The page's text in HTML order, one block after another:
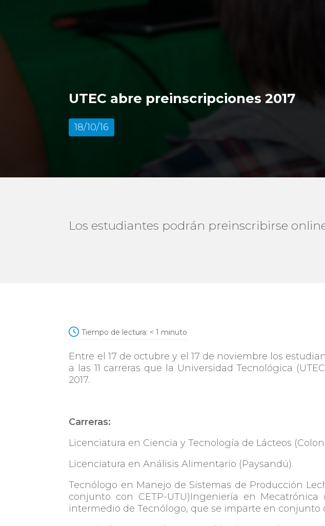
UTEC abre preinscripciones 2017
18/10/16
Los estudiantes podrán preinscribirse
Tiempo de lectura: < 1 minuto
Entre el 17 de octubre y el 17 de noviembre los
a las 11 carreras que la Universidad Tecnológica
2017.
Carreras:
Licenciatura en Ciencia y Tecnología de Lácteos
Licenciatura en Análisis Alimentario (Paysandú).
Tecnólogo en Manejo de Sistemas de Producción
conjunto con CETP-UTU)Ingeniería en
intermedio de Tecnólogo, que se imparte en conjunto